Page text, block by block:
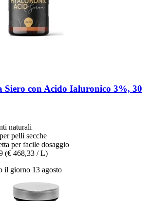
Siero con Acido Ialuronico 3%, 30
naturali
pelli secche
per facile dosaggio
(€ 468,33 / L)
il giorno 13 agosto